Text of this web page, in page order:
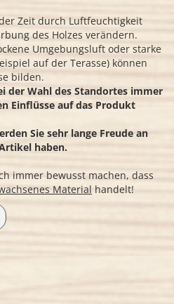
Zeit durch Luftfeuchtigkeit
des Holzes verändern.
Umgebungsluft oder starke
auf der Terasse) können
bilden.
der Wahl des Standortes immer
Einflüsse auf das Produkt
Sie sehr lange Freude an
haben.
immer bewusst machen, dass
Material handelt!